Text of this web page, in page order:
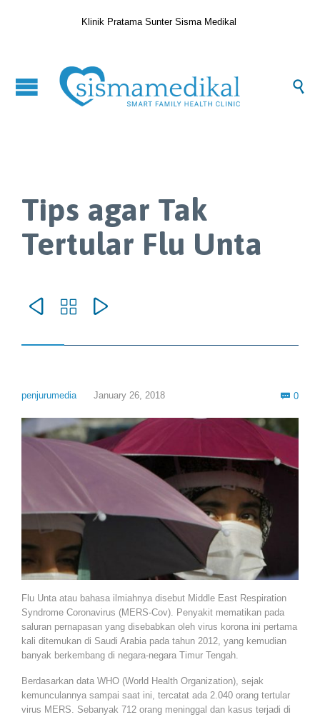
Klinik Pratama Sunter Sisma Medikal

Tips agar Tak
Tertular Flu Unta
  
penjurumedia January 26, 2018  0
Flu Unta atau bahasa ilmiahnya disebut Middle East Respiration
Syndrome Coronavirus (MERS-Cov). Penyakit mematikan pada
saluran pernapasan yang disebabkan oleh virus korona ini pertama
kali ditemukan di Saudi Arabia pada tahun 2012, yang kemudian
banyak berkembang di negara-negara Timur Tengah.
Berdasarkan data WHO (World Health Organization), sejak
kemunculannya sampai saat ini, tercatat ada 2.040 orang tertular
virus MERS. Sebanyak 712 orang meninggal dan kasus terjadi di